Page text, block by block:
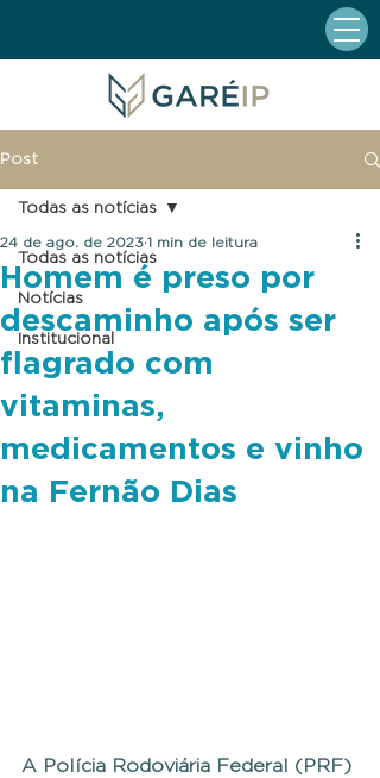
Post
Todas as notícias
Notícias
Institucional
Todas as notícias
Homem é preso por
descaminho após ser
flagrado com
vitaminas,
medicamentos e vinho
na Fernão Dias
24 de ago. de 2023 1 min de leitura
A Polícia Rodoviária Federal (PRF)